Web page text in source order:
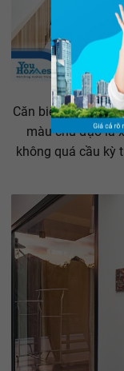
Căn biệt thư của
màu chủ đạo là
không quá cầu kỳ